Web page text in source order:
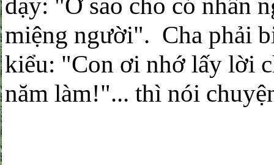
miệng người". Cha phải
kiểu: "Con ơi nhớ lấy lời
năm làm!"... thì nói